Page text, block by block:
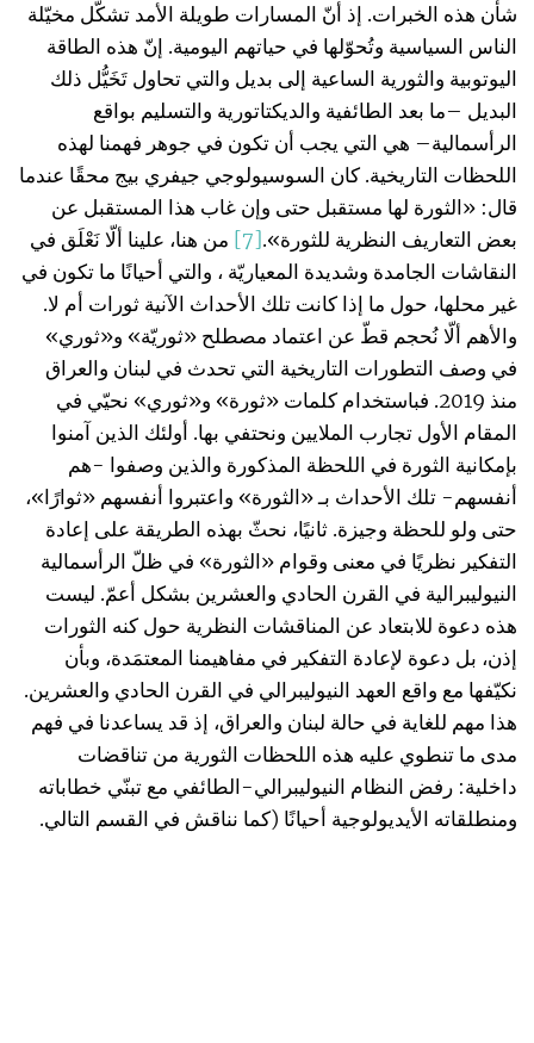
شأن هذه الخبرات. إذ أنّ المسارات طويلة الأمد تشكّل مخيّلة
الناس السياسية وتُحوّلها في حياتهم اليومية. إنّ هذه الطاقة
اليوتوبية والثورية الساعية إلى بديل والتي تحاول تَخَيُّل ذلك
البديل –ما بعد الطائفية والديكتاتورية والتسليم بواقع
الرأسمالية– هي التي يجب أن تكون في جوهر فهمنا لهذه
اللحظات التاريخية. كان السوسيولوجي جيفري بيج محقًا عندما
قال: «الثورة لها مستقبل حتى وإن غاب هذا المستقبل عن
بعض التعاريف النظرية للثورة».[7]
من هنا، علينا ألّا نَعْلَق في
النقاشات الجامدة وشديدة المعياريّة ، والتي أحيانًا ما تكون في
غير محلها، حول ما إذا كانت تلك الأحداث الآنية ثورات أم لا.
والأهم ألّا نُحجم قطّ عن اعتماد مصطلح «ثوريّة» و«ثوري»
في وصف التطورات التاريخية التي تحدث في لبنان والعراق
منذ 2019. فباستخدام كلمات «ثورة» و«ثوري» نحيّي في
المقام الأول تجارب الملايين ونحتفي بها. أولئك الذين آمنوا
بإمكانية الثورة في اللحظة المذكورة والذين وصفوا -هم
أنفسهم- تلك الأحداث بـ «الثورة» واعتبروا أنفسهم «ثوارًا»،
حتى ولو للحظة وجيزة. ثانيًا، نحثّ بهذه الطريقة على إعادة
التفكير نظريًا في معنى وقوام «الثورة» في ظلّ الرأسمالية
النيوليبرالية في القرن الحادي والعشرين بشكل أعمّ. ليست
هذه دعوة للابتعاد عن المناقشات النظرية حول كنه الثورات
إذن، بل دعوة لإعادة التفكير في مفاهيمنا المعتمَدة، وبأن
نكيّفها مع واقع العهد النيوليبرالي في القرن الحادي والعشرين.
هذا مهم للغاية في حالة لبنان والعراق، إذ قد يساعدنا في فهم
مدى ما تنطوي عليه هذه اللحظات الثورية من تناقضات
داخلية: رفض النظام النيوليبرالي-الطائفي مع تبنّي خطاباته
ومنطلقاته الأيديولوجية أحيانًا (كما نناقش في القسم التالي.